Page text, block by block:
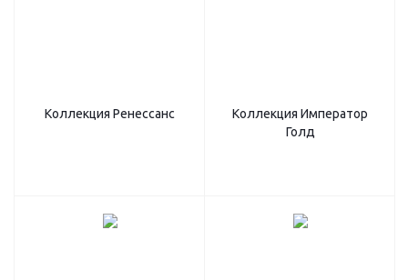
Коллекция Ренессанс
Коллекция Император
Голд